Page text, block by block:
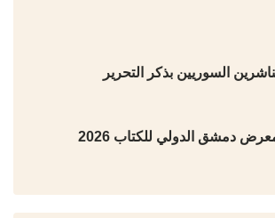
السوريين بذكر التحرير
دمشق الدولي للكتاب 2026